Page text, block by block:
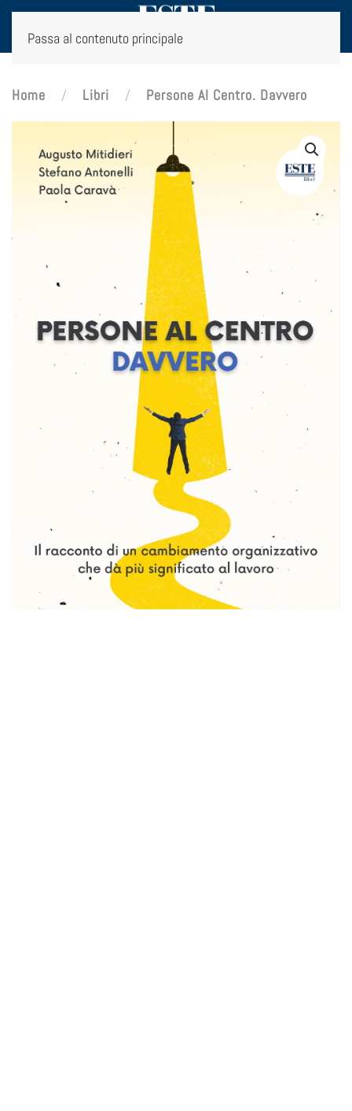
Passa al contenuto principale
Home Libri Persone Al Centro. Davvero